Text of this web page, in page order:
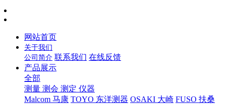
网站首页
关于我们
公司简介 联系我们 在线反馈
产品展示
全部
测量 测会 测定 仪器
Malcom 马康 TOYO 东洋测器 OSAKI 大崎 FUSO 扶桑